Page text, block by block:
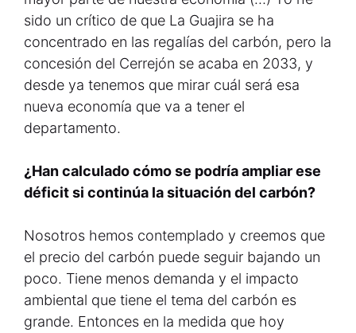
sido un crítico de que La Guajira se ha
concentrado en las regalías del carbón, pero la
concesión del Cerrejón se acaba en 2033, y
desde ya tenemos que mirar cuál será esa
nueva economía que va a tener el
departamento.
¿Han calculado cómo se podría ampliar ese
déficit si continúa la situación del carbón?
Nosotros hemos contemplado y creemos que
el precio del carbón puede seguir bajando un
poco. Tiene menos demanda y el impacto
ambiental que tiene el tema del carbón es
grande. Entonces en la medida que hoy